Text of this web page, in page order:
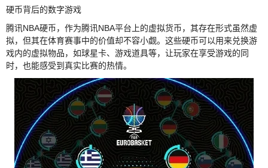
硬币背后的数字游戏
腾讯NBA硬币，作为腾讯NBA平台上的虚拟货币，其存在形式虽然虚
拟，但其在体育赛事中的价值却不容小觑。这些硬币可以用来兑换游
戏内的虚拟物品，如球星卡、游戏道具等，让玩家在享受游戏的同
时，也能感受到真实比赛的热情。